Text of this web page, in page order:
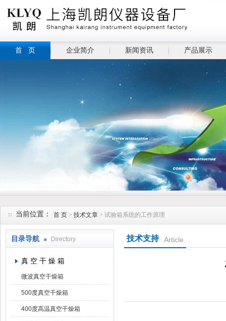
首 页 企业简介 新闻资讯 产品展示
当前位置： 首 页 > 技术文章 > 试验箱系统的工作原理
目录导航 Directory
真 空 干 燥 箱
微波真空干燥箱
500度真空干燥箱
400度高温真空干燥箱
技术支持 Article